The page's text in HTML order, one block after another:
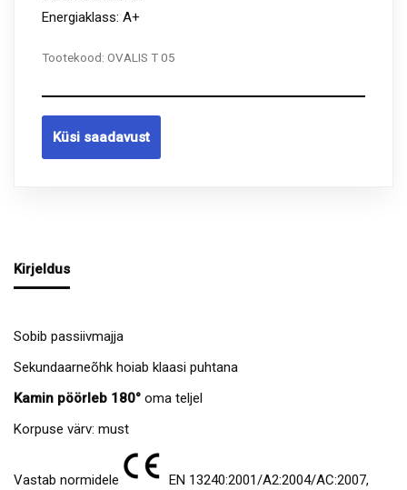
Energiaklass: A+
Tootekood: OVALIS T 05
Küsi saadavust
Kirjeldus
Sobib passiivmajja
Sekundaarneõhk hoiab klaasi puhtana
Kamin pöörleb 180° oma teljel
Korpuse värv: must
Vastab normidele
EN 13240:2001/A2:2004/AC:2007,